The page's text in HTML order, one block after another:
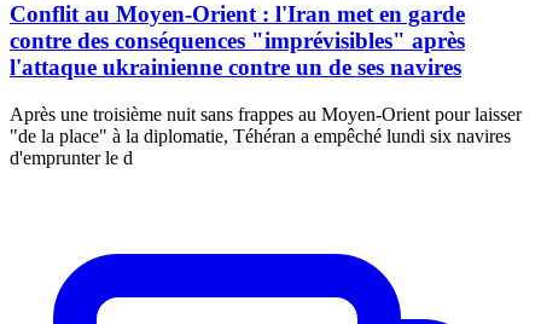
Conflit au Moyen-Orient : l'Iran met en garde
contre des conséquences "imprévisibles" après
l'attaque ukrainienne contre un de ses navires
Après une troisième nuit sans frappes au Moyen-Orient pour laisser
"de la place" à la diplomatie, Téhéran a empêché lundi six navires
d'emprunter le d